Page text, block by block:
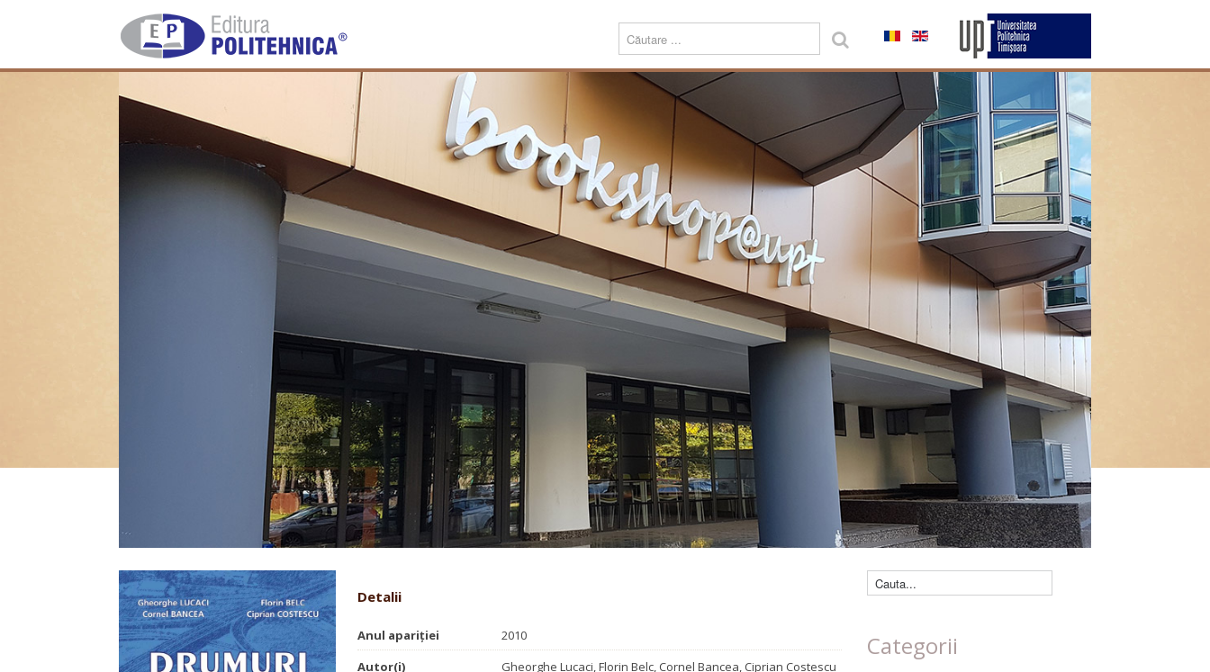
0,00 lei
Contul meu
Prezentare
Despre
Misiune
Echipa
Editură
Carte
Periodice
Teze de doctorat
Download
Tipografie
Servicii
Produse
Echipamente tipografice
Promoționale
Evenimente
Contact
Drumuri. Elemente de proiectare
Detalii
Anul apariției
2010
Autor(i)
Gheorghe Lucaci, Florin Belc, Cornel Bancea, Ciprian Costescu
Căutare cărți
Categorii